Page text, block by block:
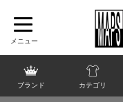
ブランド カテゴリ